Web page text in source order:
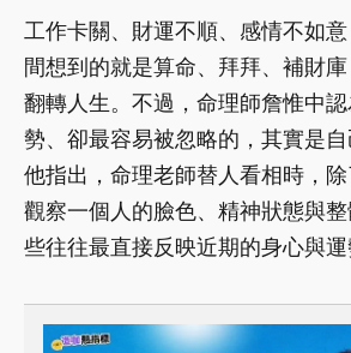
工作卡關、財運不順、感情不如
間想到的就是算命、拜拜、補財
翻轉人生。不過，命理師詹惟中
勢、卻最容易被忽略的，其實是自
他指出，命理老師替人看相時，除
觀察一個人的臉色、精神狀態與
些往往最直接反映近期的身心與運